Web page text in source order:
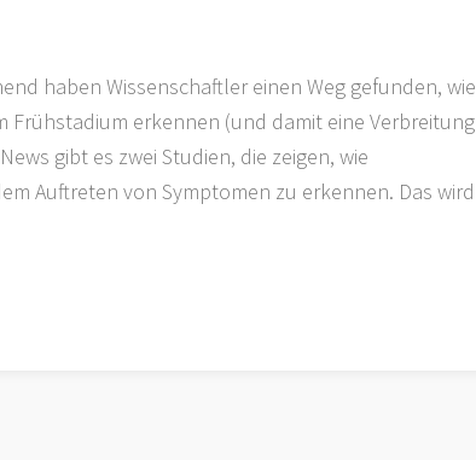
haben Wissenschaftler einen Weg gefunden, wie
Frühstadium erkennen (und damit eine Verbreitung
gibt es zwei Studien, die zeigen, wie
Auftreten von Symptomen zu erkennen. Das wird